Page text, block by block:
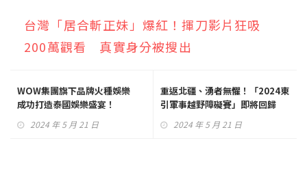
台灣「居合斬正妹」爆紅！揮刀影片狂吸
200萬觀看 真實身分被搜出
WOW集團旗下品牌火種娛樂
成功打造泰國娛樂盛宴！
2024 年 5 月 21 日
重返北疆、湧者無懼！「2024東
引軍事越野障礙賽」即將回歸
2024 年 5 月 21 日